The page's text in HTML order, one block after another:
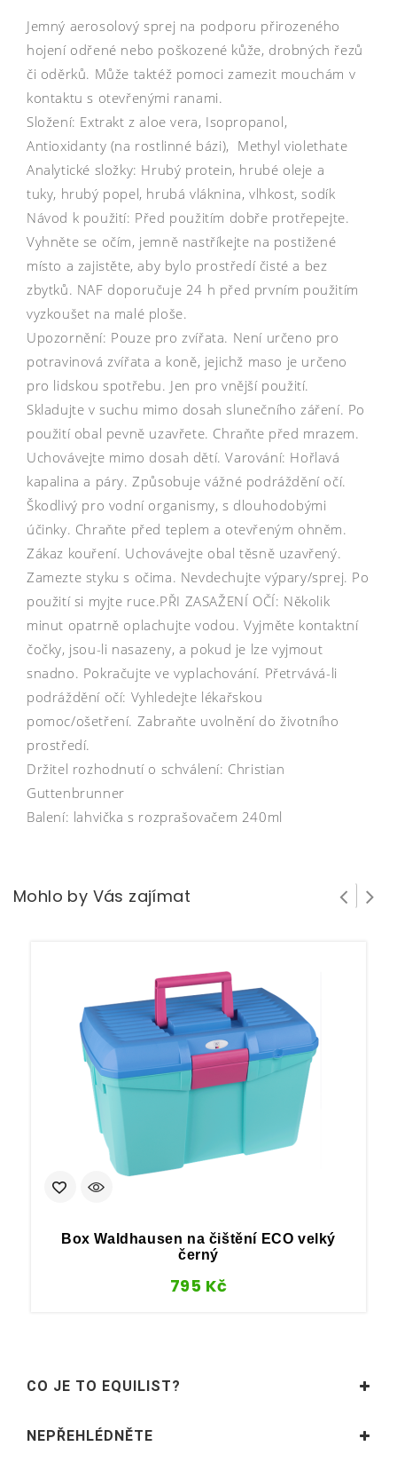
Jemný aerosolový sprej na podporu přirozeného
hojení odřené nebo poškozené kůže, drobných řezů
či oděrků. Může taktéž pomoci zamezit mouchám v
kontaktu s otevřenými ranami.
Složení: Extrakt z aloe vera, Isopropanol,
Antioxidanty (na rostlinné bázi), Methyl violethate
Analytické složky: Hrubý protein, hrubé oleje a
tuky, hrubý popel, hrubá vláknina, vlhkost, sodík
Návod k použití: Před použitím dobře protřepejte.
Vyhněte se očím, jemně nastříkejte na postižené
místo a zajistěte, aby bylo prostředí čisté a bez
zbytků. NAF doporučuje 24 h před prvním použitím
vyzkoušet na malé ploše.
Upozornění: Pouze pro zvířata. Není určeno pro
potravinová zvířata a koně, jejichž maso je určeno
pro lidskou spotřebu. Jen pro vnější použití.
Skladujte v suchu mimo dosah slunečního záření. Po
použití obal pevně uzavřete. Chraňte před mrazem.
Uchovávejte mimo dosah dětí. Varování: Hořlavá
kapalina a páry. Způsobuje vážné podráždění očí.
Škodlivý pro vodní organismy, s dlouhodobými
účinky. Chraňte před teplem a otevřeným ohněm.
Zákaz kouření. Uchovávejte obal těsně uzavřený.
Zamezte styku s očima. Nevdechujte výpary/sprej. Po
použití si myjte ruce.PŘI ZASAŽENÍ OČÍ: Několik
minut opatrně oplachujte vodou. Vyjměte kontaktní
čočky, jsou-li nasazeny, a pokud je lze vyjmout
snadno. Pokračujte ve vyplachování. Přetrvává-li
podráždění očí: Vyhledejte lékařskou
pomoc/ošetření. Zabraňte uvolnění do životního
prostředí.
Držitel rozhodnutí o schválení: Christian
Guttenbrunner
Balení: lahvička s rozprašovačem 240ml
Mohlo by Vás zajímat
Box Waldhausen na čištění ECO velký
černý
795 Kč
CO JE TO EQUILIST?
NEPŘEHLÉDNĚTE